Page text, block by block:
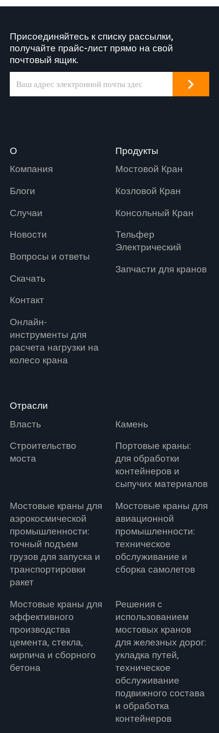
Присоединяйтесь к списку рассылки,
получайте прайс-лист прямо на свой
почтовый ящик.
О
Компания
Блоги
Случаи
Новости
Вопросы и ответы
Скачать
Контакт
Онлайн-
инструменты для
расчета нагрузки на
колесо крана
Продукты
Мостовой Кран
Козловой Кран
Консольный Кран
Tельфер
Электрический
Запчасти для кранов
Отрасли
Власть
Камень
Строительство
моста
Портовые краны:
для обработки
контейнеров и
сыпучих материалов
Мостовые краны для
аэрокосмической
промышленности:
точный подъем
грузов для запуска и
транспортировки
ракет
Мостовые краны для
авиационной
промышленности:
техническое
обслуживание и
сборка самолетов
Мостовые краны для
эффективного
производства
цемента, стекла,
кирпича и сборного
бетона
Решения с
использованием
мостовых кранов
для железных дорог:
укладка путей,
техническое
обслуживание
подвижного состава
и обработка
контейнеров